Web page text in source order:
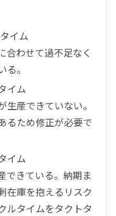
イム
合わせて過不足なく
。
イム
産できていない。
るため修正が必要で
イム
できている。納期ま
在庫を抱えるリスク
ルタイムをタクトタ